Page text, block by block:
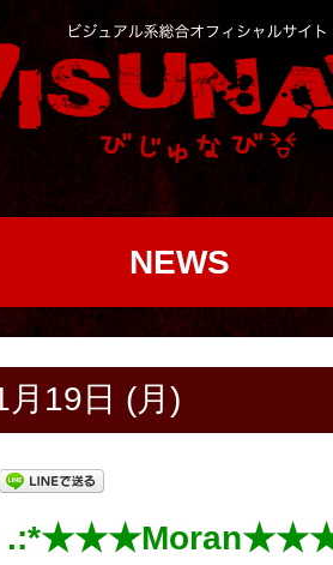
NEWS
19日 (月)